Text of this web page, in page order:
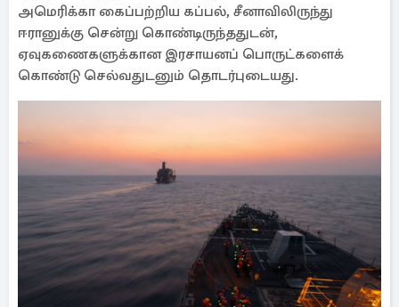
அமெரிக்கா கைப்பற்றிய கப்பல், சீனாவிலிருந்து
ஈரானுக்கு சென்று கொண்டிருந்ததுடன்,
ஏவுகணைகளுக்கான இரசாயனப் பொருட்களைக்
கொண்டு செல்வதுடனும் தொடர்புடையது.